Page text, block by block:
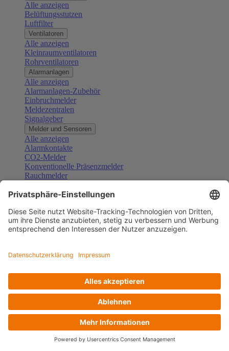
Alle anzeigen
Belüftungsstutzen
Luftfilter
Ventilatoren
Alle anzeigen
Kleinraumventilatoren
Rohrventilatoren
Alarmanlagen
Alle anzeigen
Alarmanlagen-Zubehör
Einbruchmelder
Meldezentralen
Signalgeber
Melder und Sensoren
Alle anzeigen
Alarmkontakte
CO2-Melder
Konventionelle Präsenzmelder
Rauchmelder
Gefahrenmelder
Türsprechanlagen
Alle anzeigen
Außenstationen
Klingeltaster und Gongs
Sprechanlagen-Sets
Zubehör Türkommunikation
Videoüberwachung
Zubehör Videoüberwachung
Alle anzeigen